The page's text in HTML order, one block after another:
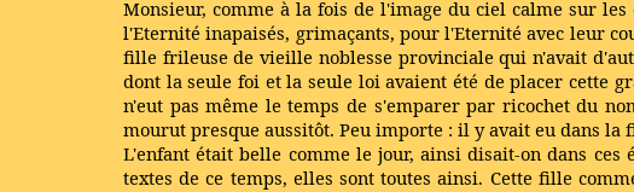
Monsieur, comme à la fois de l'image du ciel calme sur
l'Eternité inapaisés, grimaçants, pour l'Eternité avec leur
fille frileuse de vieille noblesse provinciale qui n'avait
dont la seule foi et la seule loi avaient été de placer cette
n'eut pas même le temps de s'emparer par ricochet du
mourut presque aussitôt. Peu importe : il y avait eu dans
L'enfant était belle comme le jour, ainsi disait-on dans
textes de ce temps, elles sont toutes ainsi. Cette fille